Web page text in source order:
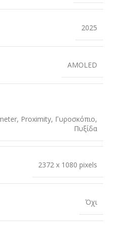
2025
AMOLED
, Proximity, Γυροσκόπιο,
Πυξίδα
2372 x 1080 pixels
Όχι